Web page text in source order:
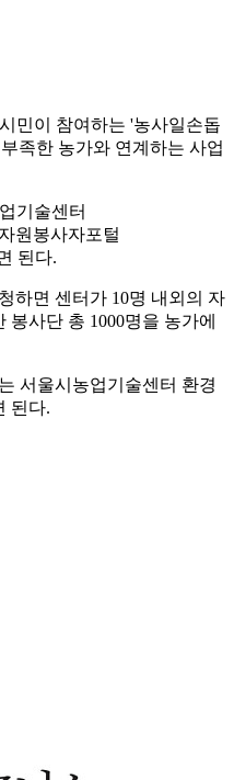
민이 참여하는 '농사일손돕
족한 농가와 연계하는 사업
기술센터
원봉사자포털
된다.
하면 센터가 10명 내외의 자
사단 총 1000명을 농가에
서울시농업기술센터 환경
된다.